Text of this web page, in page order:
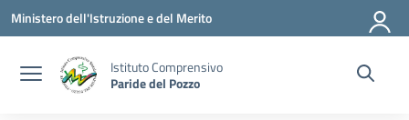
Vai ai contenuti
Vai al menu di navigazione
Vai al footer
Ministero dell'Istruzione e del Merito
Istituto Comprensivo
Paride del Pozzo